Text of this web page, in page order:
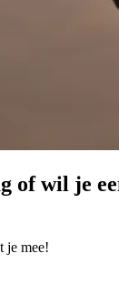
of wil je
je mee!